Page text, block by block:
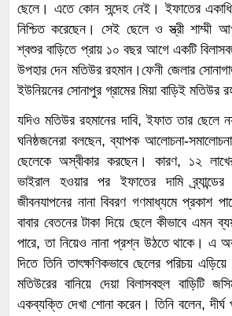
ছেলে। এতে কোন সন্দেহ নেই। ইফাতের একাধিক
নিশ্চিত করেছেন। সেই ছেলে ও স্ত্রী শাম্মী
শ্বশুর বাড়িতে প্রায় ১০ বছর আগে একটি
উপহার দেন মতিউর রহমান।ফেনী জেলার
ইউনিয়নের সোনাপুর গ্রামের মিয়া বাড়িই মতিউর
যদিও মতিউর রহমানের দাবি, ইফাত তার ছেলে
ঘনিষ্ঠজনেরা বলছেন, ব্যাপক আলোচনা-
ছেলেকে অস্বীকার করছেন। কারণ, ১২
ভাইরাল হওয়ার পর ইফাতের দামি
জীবনযাপনের নানা বিবরণ গণমাধ্যমে প্রকাশ
বাবার বেতনের টাকা দিয়ে ছেলে কীভাবে এমন
পারে, তা নিয়েও নানা প্রশ্ন উঠতে থাকে। এ
দিতে তিনি তাৎক্ষণিকভাবে ছেলের পরিচয় এড়িয়ে
মতিউরের বানিয়ে দেয়া বিলাসবহুল বাড়িটি
একব্যক্তি দেখা শোনা করেন। তিনি বলেন, দীর্ঘ